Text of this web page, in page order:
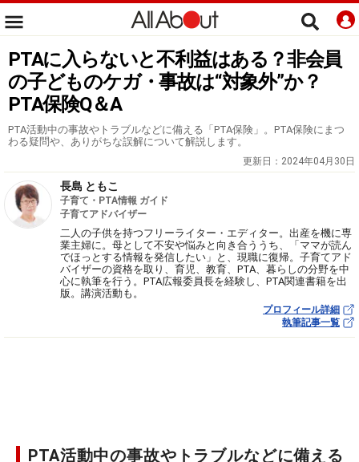
PTAに入らないと不利益はある？非会員
の子どものケガ・事故は“対象外”か？
PTA保険Q＆A
PTA活動中の事故やトラブルなどに備える「PTA保険」。PTA保険にまつ
わる疑問や、ありがちな誤解について解説します。
更新日： 2024年04月30日
長島 ともこ
子育て・PTA情報 ガイド
子育てアドバイザー
二人の子供を持つフリーライター・エディター。出産を機に専
業主婦に。母として不安や悩みと向き合ううち、「ママが読ん
でほっとする情報を発信したい」と、現職に復帰。子育てアド
バイザーの資格を取り、育児、教育、PTA、暮らしの分野を中
心に執筆を行う。PTA広報委員長を経験し、PTA関連書籍を出
版。講演活動も。
プロフィール詳細
執筆記事一覧
PTA活動中の事故やトラブルなどに備える